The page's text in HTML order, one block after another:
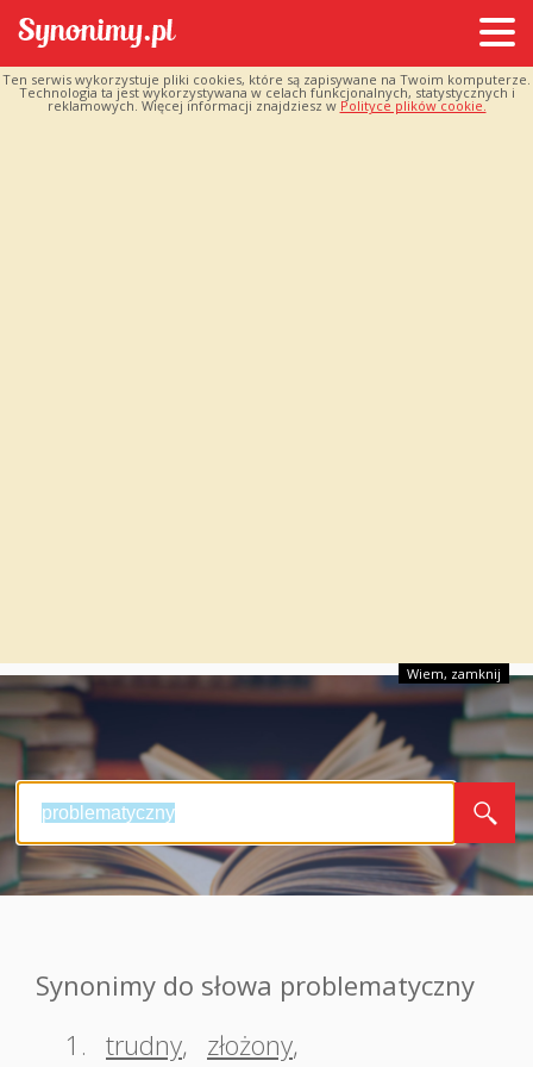
Ten serwis wykorzystuje pliki cookies, które są zapisywane na Twoim komputerze.
Technologia ta jest wykorzystywana w celach funkcjonalnych, statystycznych i
reklamowych. Więcej informacji znajdziesz w Polityce plików cookie.
Wiem, zamknij
Synonimy do słowa problematyczny
1. trudny, złożony,